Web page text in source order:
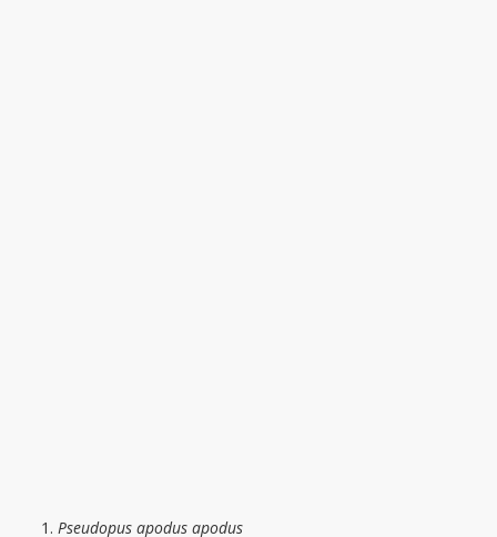
Pseudopus apodus apodus